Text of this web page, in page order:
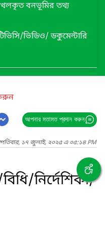
বনভূমির তথ্য
ভিডিও/ ডকুমেন্টারি
আপনার মতামত প্রদান করুন
১৭ জুলাই, ২০২৫ এ ০৫:১৪ PM
নির্দেশিকা/